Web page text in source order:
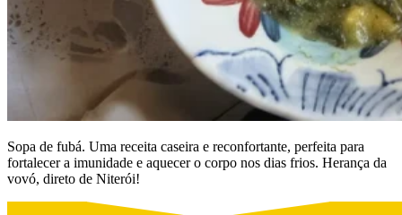
Sopa de fubá. Uma receita caseira e reconfortante, perfeita para
fortalecer a imunidade e aquecer o corpo nos dias frios. Herança da
vovó, direto de Niterói!